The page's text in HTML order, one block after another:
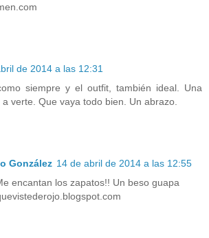
de 2014 a las 12:31
siempre y el outfit, también ideal. Una
verte. Que vaya todo bien. Un abrazo.
González 14 de abril de 2014 a las 12:55
encantan los zapatos!! Un beso guapa